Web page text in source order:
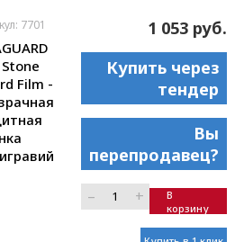
7701
Film -
1 053 руб.
Купить через
тендер
Вы
перепродавец?
– +
В
корзину